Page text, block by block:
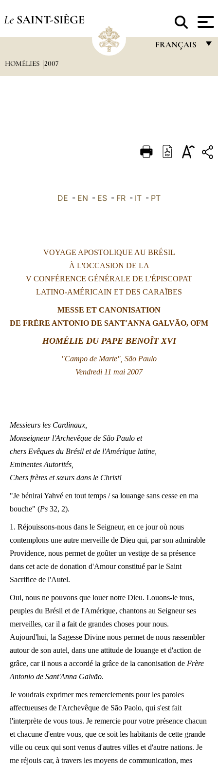
Le SAINT-SIÈGE
FRANÇAIS
DEUTSCH
العربيّة
HOMÉLIES 2007
DE - EN - ES - FR - IT - PT
VOYAGE APOSTOLIQUE AU BRÉSIL
À L'OCCASION DE LA
V CONFÉRENCE GÉNÉRALE DE L'ÉPISCOPAT
LATINO-AMÉRICAIN ET DES CARAÏBES
MESSE ET CANONISATION
DE FRÈRE ANTONIO DE SANT'ANNA GALVÃO, OFM
HOMÉLIE DU PAPE BENOÎT XVI
"Campo de Marte", São Paulo
Vendredi 11 mai 2007
Messieurs les Cardinaux,
Monseigneur l'Archevêque de São Paulo et
chers Evêques du Brésil et de l'Amérique latine,
Eminentes Autorités,
Chers frères et sœurs dans le Christ!
"Je bénirai Yahvé en tout temps / sa louange sans cesse en ma
bouche" (Ps 32, 2).
1. Réjouissons-nous dans le Seigneur, en ce jour où nous
contemplons une autre merveille de Dieu qui, par son admirable
Providence, nous permet de goûter un vestige de sa présence
dans cet acte de donation d'Amour constitué par le Saint
Sacrifice de l'Autel.
Oui, nous ne pouvons que louer notre Dieu. Louons-le tous,
peuples du Brésil et de l'Amérique, chantons au Seigneur ses
merveilles, car il a fait de grandes choses pour nous.
Aujourd'hui, la Sagesse Divine nous permet de nous rassembler
autour de son autel, dans une attitude de louange et d'action de
grâce, car il nous a accordé la grâce de la canonisation de Frère
Antonio de Sant'Anna Galvão.
Je voudrais exprimer mes remerciements pour les paroles
affectueuses de l'Archevêque de São Paolo, qui s'est fait
l'interprète de vous tous. Je remercie pour votre présence chacun
et chacune d'entre vous, que ce soit les habitants de cette grande
ville ou ceux qui sont venus d'autres villes et d'autre nations. Je
me réjouis car, à travers les moyens de communication, mes